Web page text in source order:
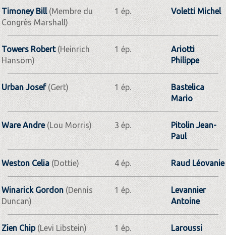
Timoney Bill (Membre du
Congrès Marshall)
1 ép. Voletti Michel
Towers Robert(Heinrich
Hansöm)
1 ép.
Ariotti
Philippe
Urban Josef(Gert) 1 ép.
Bastelica
Mario
Ware Andre(Lou Morris) 3 ép.
Pitolin Jean-
Paul
Weston Celia(Dottie) 4 ép. Raud Léovanie
Winarick Gordon(Dennis
Duncan)
1 ép.
Levannier
Antoine
Zien Chip(Levi Libstein) 1 ép.
Laroussi